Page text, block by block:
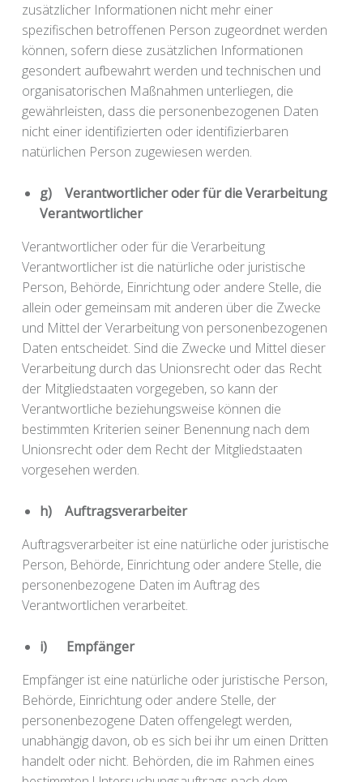
zusätzlicher Informationen nicht mehr einer
spezifischen betroffenen Person zugeordnet werden
können, sofern diese zusätzlichen Informationen
gesondert aufbewahrt werden und technischen und
organisatorischen Maßnahmen unterliegen, die
gewährleisten, dass die personenbezogenen Daten
nicht einer identifizierten oder identifizierbaren
natürlichen Person zugewiesen werden.
g) Verantwortlicher oder für die Verarbeitung
Verantwortlicher
Verantwortlicher oder für die Verarbeitung
Verantwortlicher ist die natürliche oder juristische
Person, Behörde, Einrichtung oder andere Stelle, die
allein oder gemeinsam mit anderen über die Zwecke
und Mittel der Verarbeitung von personenbezogenen
Daten entscheidet. Sind die Zwecke und Mittel dieser
Verarbeitung durch das Unionsrecht oder das Recht
der Mitgliedstaaten vorgegeben, so kann der
Verantwortliche beziehungsweise können die
bestimmten Kriterien seiner Benennung nach dem
Unionsrecht oder dem Recht der Mitgliedstaaten
vorgesehen werden.
h) Auftragsverarbeiter
Auftragsverarbeiter ist eine natürliche oder juristische
Person, Behörde, Einrichtung oder andere Stelle, die
personenbezogene Daten im Auftrag des
Verantwortlichen verarbeitet.
i) Empfänger
Empfänger ist eine natürliche oder juristische Person,
Behörde, Einrichtung oder andere Stelle, der
personenbezogene Daten offengelegt werden,
unabhängig davon, ob es sich bei ihr um einen Dritten
handelt oder nicht. Behörden, die im Rahmen eines